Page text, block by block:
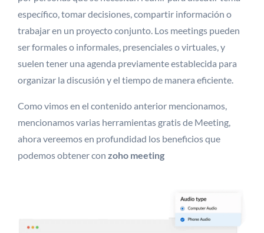
específico, tomar decisiones, compartir información o
trabajar en un proyecto conjunto. Los meetings pueden
ser formales o informales, presenciales o virtuales, y
suelen tener una agenda previamente establecida para
organizar la discusión y el tiempo de manera eficiente.
Como vimos en el contenido anterior mencionamos,
mencionamos varias herramientas gratis de Meeting,
ahora vereemos en profundidad los beneficios que
podemos obtener con zoho meeting